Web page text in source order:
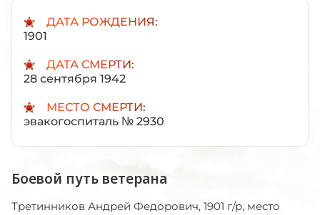
ДАТА РОЖДЕНИЯ:
1901
ДАТА СМЕРТИ:
28 сентября 1942
МЕСТО СМЕРТИ:
эвакогоспиталь № 2930
Боевой путь ветерана
Третинников Андрей Федорович, 1901 г/р, место рождения - под Днепропетровском?, в 1934 году проживал в селе Корма Добрушского района Гомельской области Белорусской ССР, жена Макрина Антоновна, дети Иван, Ольга, Григорий д/р 2 января1934г.(29 декабря1933г.), село Корма, Николай, Петр. В 40-е годы проживал в деревне Заря Ключевского района Алтайского края, кузнец, инструктор команды новобранцев, призван зимой 1941г вместе с командой перед наступлением под Москвой - Ключевским РВК из посёлка Запдный Угол Ключевского района Алтайского края, был ранен зимой 1941г., находился в госпитале г. Бурла Алтайского края (жена навещала), выписан на фронт, служил на Зап.Фронте в 1083 стрелковом полку сержантом, командиром отделения. Второе ранение - в предплечье с повреждением кости. 17 августа 1942г. поступил в эвакогоспиталь № 2930. Умер 28 сентября 1942г.от сэптикопиемии. Похоронен в городе Орехово-Зуево Московской области на Ореховском кладбище: Центральная аллея, братская могила. С началом Великой Отечествен­ной войны, 17 августа 1941 года, была сформирована 312-я стрелковая дивизия в городе Актюбинске Казахской ССР. Бойцы и коман­диры приняли присягу. Командиром назначен полковник Наумов А.Ф..По национальному составу в 312-ю СД входили:- русские – 4460 человек;- казахи - 3556 человек;- украинцы - 2012 человек;- узбеки - 212 человек;- татары - 184 человека;- белорусы - 23 человека. ЦАМО: Фонд 312-й СД, оп-1, Д-6 ЖБД (журнал боевых действий). Первые бои дивизия приняла под Новгородом. Борок, Заречье, далее г. Демьянск югозападнее озера Ильмень.После этого дивизия принимает участие в боях под Старой Руссой. Затем дивизию перебросили на Можайскую линию обороны, куда она прибыла 10 октября 1941 года, где вошла в состав частей Московского военного округа и, согласно приказу, постепенно заняла Малоярославецкий боевой участок.В состав дивизии входили 4 полка и при­данные ей подразделения: 1083-й СП (стрелковый полк) и 1-й АД (ар­тиллерийский дивизион) 859-го АП (артполка);108-й СП и 33-я запасная бригада;1079-й СП и 303-й пулбат (пулеметный батальон);2 дивизиона 859-го АП;1081-й СП - в резерве. Из резерва Ставки ВГК (Верховного Главного Командования) на Можайскую линию в полосу обороны 43-й армии была направлена 53-я СД под командованием полковника Николая Петровича Краснорецкого, 17-я ТБр (танковая бригада) под командованием Героя Советского Союза майора Клыпина и 9-я ТБр, командир Кириченко; четыре артиллерийских истребительно-противотанковых полка №№ 222, 395, 382, 452, два дивизиона гвардейских реактивных минометов, отдельный артдивизион 538-го СБ (саперного бата­льона)(см. ЦАМО РФ: Ф. 450, оп. 11158, д. 33 № 4;Ф. 208, оп. 2511, д. 157, лл. 159-204;Ф. 208, оп. 2511, д. 230, лл. 23-27). Из резерва Московского военного округа в состав 43-й армии были также направлены: сводный отряд курсантов Пехотного и Артиллерийского училищ города Подольска и Детчинский усиленный истребительный батальон для прикрытия дороги Калуга - Малоярославец в районе Детчино.Командир 312-й СД совместно со своим штабом, временно исполняющим обязанности начальника артиллерии дивизии команди­ром 375-го дивизиона истребительно-противотанковой батареи капитаном Г.Н. Кокаревым (начальник артиллерии в это время был тяжело болен) и другими командирами разработали план по обороне Ильинского рубежа Малоярославецкого боевого участка. Мост через реку взорван, за мостом справа и слева заминированная территория. Танки противника прямо по Варшавскому шоссе не пойдут - их остановит глубокая водная преграда. Фашисты, скорее всего, нанесут удар танковыми силами в обход с правого и левого флангов, чтобы окружить и разгромить наши войска первого эшелона. Чтобы этого не случилось, необходимо объединить всю артиллерию и реактивные установки частей и соединений (за исключением курсантских подразделений) под единым командованием. Необходимо подготовить огневые позиции (основные и запасные) и места укрытий на случай бомбардировки авиацией противника. 16 октября в 18.50, после артиллерийской подготовки на всем фронте обороны Ильинского сектора Малоярославецкого боевого участка, противник перешел в наступление. Курсанты подольских училищ под командованием генерал-майора В.А. Смирнова и полковника И.С. Стрельбицкого отражали одну за другой атаки превосходящих сил противника, уничтожая живую силу и боевую технику врага. Артиллеристы сборной группы Ильинского сектора по команде пропустили на флангах в глубину обороны с севера танковые подразделения вражеской 20-й ТД (танковой дивизии), а с юга - 19-й ТД 57-го МК (механизированного корпуса). Пропустив танки противника до указанных мест - рубежей деревни Шуметино, временный начальник артиллерии 312-й СД капитан Кокарев дал команду открыть огонь на уничтожение танков противника. Бой длился около 40 минут. Каждое истребительно-противотанковое орудие вело огонь с расстояния 100-150 м. Промахнуться было невозможно, так как наводчики и командиры орудий взводов и батарей на 80-85 % были кадровыми военными. В этом бою подбито более 60 танков противника, то есть 46 % состава 19й ТД противника (см. Воспоминания Наумова А.Ф. - Обнинск).Одно из подразделений танкового полка (средние танки Т-3) по приказу командира немецкой 19-й ТД еще до начала своего наступления было направлено кратчайшим путем на Варшавское шоссе в район южнее дер. Кудиново для разведки боем с тыла по шоссе в направлении Ильинского.Но при движении по Варшавскому шоссе передовой отряд противника наткнулся на тыльный рубеж обороны курсантов. Завязался бой, в результате которого танки противника были подбиты и подожжены, а танкистов при попытках покинуть машины расстреливали (см. Панков Д.Д. С верой в победу. М. 2000 г., стр. 51-53). О результатах тяжелых сдерживающих боев в Ильинском секторе за 16.10.41 г. А.Ф. Наумов доложил начальнику штаба 43-й армии 1. Противник не смог прорвать нашу оборону и к 17.00 был остановлен. 2. Он понес большие потери в живой силе, боевой технике, особенно в танках. 3. Значительные потери имеются и в наших частях. 4. Боеприпасов для всех видов стрелкового оружия и артиллерии хватит только на завтра, 17.10.41 г. 5. Принимаем меры для отпора врагу на 17.10.41 г. Командир 312-й СД и одновременно командир Малоярославецкого боевого участка полковник А.Ф. Наумов в 18.00 обратился в штаб 43-й армии с просьбой разрешить отвод войск на Нарский рубеж: "Прошу Вас принять срочные меры по защите Малоярославца. У меня не будет для этого ни сил, ни средств". Командующий Западным фронтом генерал армии Г.К. Жуков разрешил командующему 43-й армией генералмайору Голубеву отвод войск армии на Нарский рубеж обороны, используя промежуточные рубежи сдерживания противника (см. ЦАМО РФ. Ф. 208, оп.2511, д. 1048, лл. 55-57). Командующий отметил особо отличившиеся соединения и части в боях на Можайском рубеже: на подступах к Малоярославцу героически сражались части 312-й СД полковника Наумова А.Ф., курсанты Подольских пехотного и артиллерийского училищ и дру­гие части (см. Жуков Г.К. Воспоминания и размышления. М. 1970 г., стр. 334;История Второй мировой войны 1939-1945 гг. М. 1975 г. т. 4, стр. 99;ЦАМО РФ. Ф. 208, оп. 2511, д. 24, лл. 1-4;Воспоминания командира 312-й, 53-й СД Наумова А.Ф. Обнинск, 1985 г.). Отвод войск с Малоярославецкого боевого участка на Нарский рубеж 312-й СД проходил через Тарутино. Были организованы 4 колонны из частей и подразделений: 1. Левый фланг - 2-й дивизион реактивных минометов PC M-13, зенитный дивизион, а во главе - 1079-й СП 312-й СД. 2. Правый фланг - 1083-й СП 312-й СД и отдельные подразделения. 3. От Детчино во главе с 1071-м СП 312-й СД. 4. Курсантам от Ильинского сектора двигаться на север, чтобы выйти из района боевых действий, а потом севернее Варшавского шоссе - в Каменку. 21.10.41 г. - 312-я СД выходит на Нарский рубеж обороны. 22-23.10. 41 г. - части 312-й СД заняли деревни в районе Нарского рубежа: Борисо­во, Орехово, Макарово, Маркове, Корсаково. Постепенно с боями отошли и другие части и подразделения 43-й армии. 24.10.41 г. - с утра новый командующий 43-й армией генерал-майор Голубев К.Д. вызвал полковника Наумова А.Ф. в штаб армии и приказал ему сформировать сводную стрелковую дивизию на базе 312-й, 53-й и 17-й СД. В дивизиях, вышедших на Нарский рубеж, осталось 20-25 % личного состава и вооружения. Командарм приказал сводной дивизии: "Ни шагу назад! Отступать дальше нельзя. Занять район обороны с целью дальнейшего перехода в наступление (см. ЦАМО. Ф 312-й СД, оп.1, д.6). 25.10.41 г. - Сводная дивизия 3-мя сводными полками отбивает яростные атаки противника.26.10.41 г. - 312-я СД (сводная) ведет изнурительные бои в районе дер. Ильино, Перово, Колонтаево, Тетеренки, Климовка. Поставлена задача - прорваться на северный берег